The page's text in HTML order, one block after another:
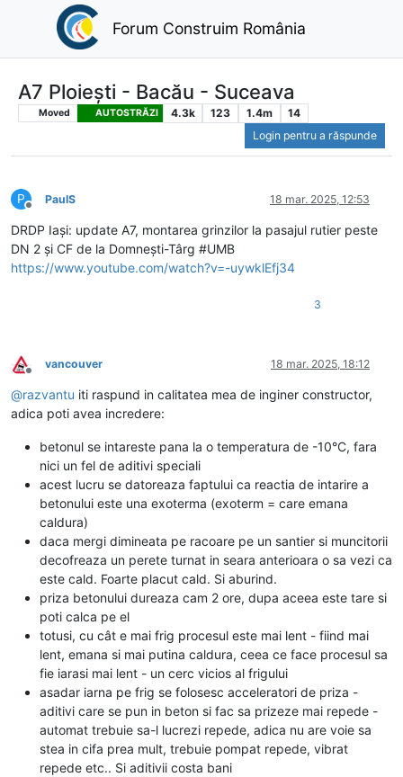
Forum Construim România
A7 Ploiești - Bacău - Suceava
Moved AUTOSTRĂZI 4.3k 123 1.4m
14
Login pentru a răspunde
P
Deconectat
PaulS 18 mar. 2025, 12:53
DRDP Iași: update A7, montarea grinzilor la pasajul rutier peste
DN 2 și CF de la Domnești-Târg #UMB
https://www.youtube.com/watch?v=-uywklEfj34
3
Deconectat
vancouver 18 mar. 2025, 18:12
@razvantu iti raspund in calitatea mea de inginer constructor,
adica poti avea incredere:
betonul se intareste pana la o temperatura de -10°C, fara
nici un fel de aditivi speciali
acest lucru se datoreaza faptului ca reactia de intarire a
betonului este una exoterma (exoterm = care emana
caldura)
daca mergi dimineata pe racoare pe un santier si muncitorii
decofreaza un perete turnat in seara anterioara o sa vezi ca
este cald. Foarte placut cald. Si aburind.
priza betonului dureaza cam 2 ore, dupa aceea este tare si
poti calca pe el
totusi, cu cât e mai frig procesul este mai lent - fiind mai
lent, emana si mai putina caldura, ceea ce face procesul sa
fie iarasi mai lent - un cerc vicios al frigului
asadar iarna pe frig se folosesc acceleratori de priza -
aditivi care se pun in beton si fac sa prizeze mai repede -
automat trebuie sa-l lucrezi repede, adica nu are voie sa
stea in cifa prea mult, trebuie pompat repede, vibrat
repede etc.. Si aditivii costa bani